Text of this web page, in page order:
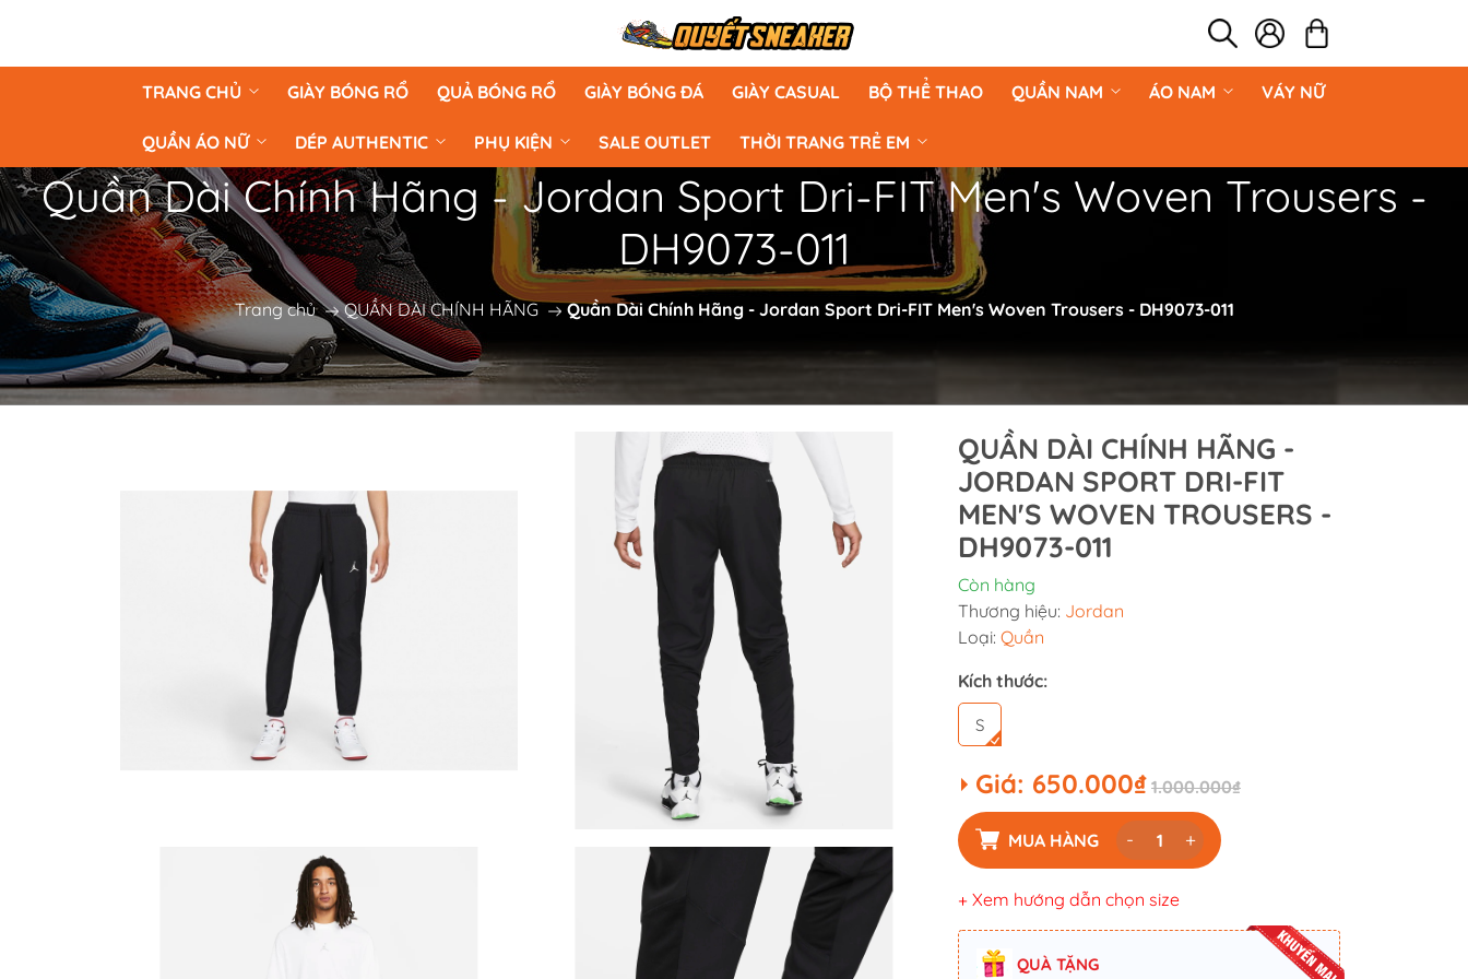
TRANG CHỦ GIÀY BÓNG RỔ QUẢ BÓNG RỔ GIÀY BÓNG ĐÁ GIÀY CASUAL BỘ THỂ THAO QUẦN NAM ÁO NAM VÁY NỮ
QUẦN ÁO NỮ DÉP AUTHENTIC PHỤ KIỆN SALE OUTLET THỜI TRANG TRẺ EM
Quần Dài Chính Hãng - Jordan Sport Dri-FIT Men's Woven Trousers -
DH9073-011
Trang chủ QUẦN DÀI CHÍNH HÃNG Quần Dài Chính Hãng - Jordan Sport Dri-FIT Men's Woven Trousers - DH9073-011
QUẦN DÀI CHÍNH HÃNG -
JORDAN SPORT DRI-FIT
MEN'S WOVEN TROUSERS -
DH9073-011
Còn hàng
Thương hiệu: Jordan
Loại: Quần
Kích thước:
S
Giá: 650.000₫ 1.000.000₫
MUA HÀNG - +
+ Xem hướng dẫn chọn size
QUÀ TẶNG